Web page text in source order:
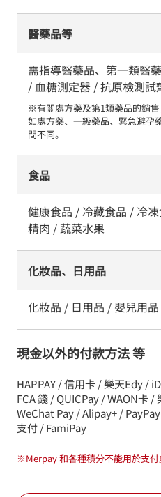
醫藥品等
需指導醫藥品、第一類醫
/ 血糖測定器 / 抗原檢測試
※有關處方藥及第1類藥品的銷
如處方藥、一級藥品、緊急避孕
間不同。
食品
健康食品 / 冷藏食品 / 冷
精肉 / 蔬菜水果
化妝品、日用品
化妝品 / 日用品 / 嬰兒用
現金以外的付款方法 等
HAPPAY / 信用卡 / 樂天Edy /
FCA 錢 / QUICPay / WAON卡
WeChat Pay / Alipay+ /
支付 / FamiPay
※Merpay 和各種積分不能用於支付